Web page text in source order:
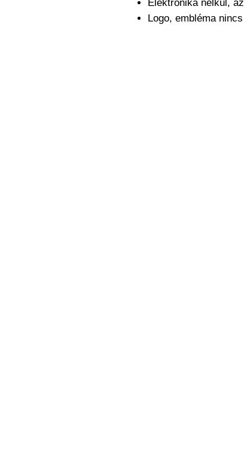
Elektronika nélkül,
Logo, embléma